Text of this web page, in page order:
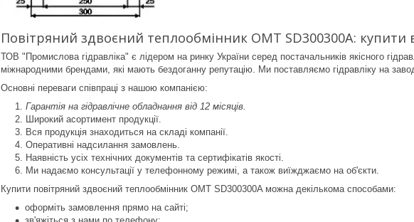
Повітряний здвоєний теплообмінник OMT SD300300A: купити
ТОВ "Промислова гідравліка" є лідером на ринку України серед постачальників якісного
міжнародними брендами, які мають бездоганну репутацію. Ми поставляємо гідравліку на
Основні переваги співпраці з нашою компанією:
Гарантія на гідравлічне обладнання від 12 місяців.
Широкий асортимент продукції.
Вся продукція знаходиться на складі компанії.
Оперативні надсилання замовлень.
Наявність усіх технічних документів та сертифікатів якості.
Ми надаємо консультації у телефонному режимі, а також виїжджаємо на об'єкти.
Купити повітряний здвоєний теплообмінник OMT SD300300A можна декількома способами:
оформіть замовлення прямо на сайті;